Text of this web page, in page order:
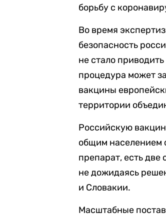
борьбу с
Во время
безопасность
не стало
процедура может
вакцины
территории
Российскую
общим населением
препарат, есть
не дожидаясь
и Словакии.
Масштабные